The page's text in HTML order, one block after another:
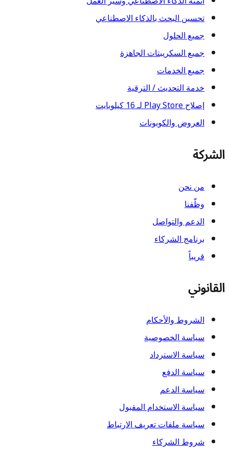
تحسين البحث بالذكاء الاصطناعي
جميع الحلول
جميع السكريبتات الجاهزة
جميع الخدمات
خدمة التحديث / الترقية
إصلاح Play Store لـ 16 كيلوبايت
العروض والكوبونات
الشركة
من نحن
وظّفنا
الدعم والتواصل
برنامج الشركاء
قريباً
القانوني
الشروط والأحكام
سياسة الخصوصية
سياسة الاسترداد
سياسة الدفع
سياسة الدعم
سياسة الاستخدام المقبول
سياسة ملفات تعريف الارتباط
شروط الشركاء